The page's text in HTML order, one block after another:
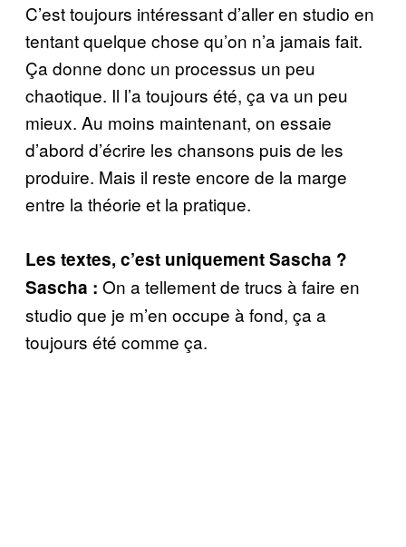
C’est toujours intéressant d’aller en studio en
tentant quelque chose qu’on n’a jamais fait.
Ça donne donc un processus un peu
chaotique. Il l’a toujours été, ça va un peu
mieux. Au moins maintenant, on essaie
d’abord d’écrire les chansons puis de les
produire. Mais il reste encore de la marge
entre la théorie et la pratique.
Les textes, c’est uniquement Sascha ?
Sascha : On a tellement de trucs à faire en
studio que je m’en occupe à fond, ça a
toujours été comme ça.